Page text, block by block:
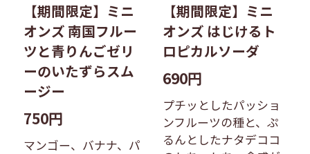
【期間限定】ミニ
オンズ 南国フルー
ツと青りんごゼリ
ーのいたずらスム
ージー
750円
マンゴー、バナナ、パ
【期間限定】ミニ
オンズ はじけるト
ロピカルソーダ
690円
プチッとしたパッショ
ンフルーツの種と、ぷ
るんとしたナタデココ